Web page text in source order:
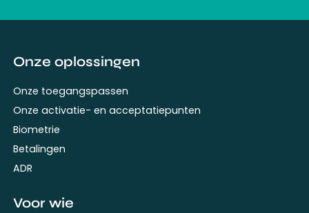
Onze oplossingen
Onze toegangspassen
Onze activatie- en acceptatiepunten
Biometrie
Betalingen
ADR
Voor wie